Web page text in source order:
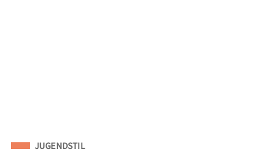
Eingeordnet unter
JUGENDSTIL